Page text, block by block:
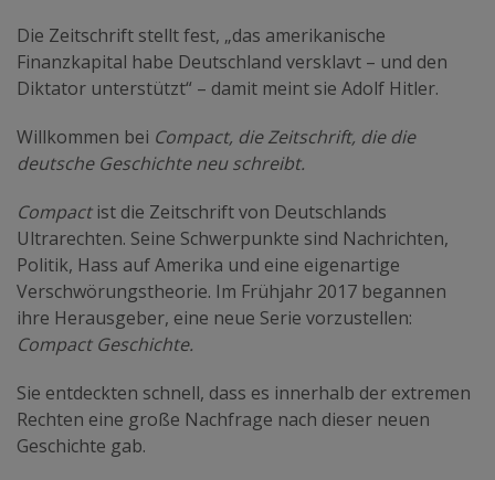
Die Zeitschrift stellt fest, „das amerikanische
Finanzkapital habe Deutschland versklavt – und den
Diktator unterstützt“ – damit meint sie Adolf Hitler.
Willkommen bei Compact, die Zeitschrift, die die
deutsche Geschichte neu schreibt.
Compactist die Zeitschrift von Deutschlands
Ultrarechten. Seine Schwerpunkte sind Nachrichten,
Politik, Hass auf Amerika und eine eigenartige
Verschwörungstheorie. Im Frühjahr 2017 begannen
ihre Herausgeber, eine neue Serie vorzustellen:
Compact Geschichte.
Sie entdeckten schnell, dass es innerhalb der extremen
Rechten eine große Nachfrage nach dieser neuen
Geschichte gab.